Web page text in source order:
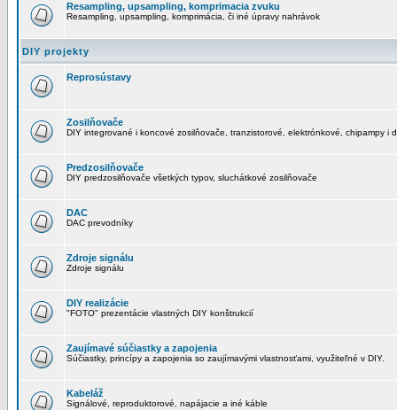
Resampling, upsampling, komprimacia zvuku
Resampling, upsampling, komprimácia, či iné úpravy nahrávok
DIY projekty
Reprosústavy
Zosilňovače
DIY integrované i koncové zosilňovače, tranzistorové, elektrónkové, chipampy i
Predzosilňovače
DIY predzosilňovače všetkých typov, sluchátkové zosilňovače
DAC
DAC prevodníky
Zdroje signálu
Zdroje signálu
DIY realizácie
"FOTO" prezentácie vlastných DIY konštrukcií
Zaujímavé súčiastky a zapojenia
Súčiastky, princípy a zapojenia so zaujímavými vlastnosťami, využiteľné v DIY.
Kabeláž
Signálové, reproduktorové, napájacie a iné káble